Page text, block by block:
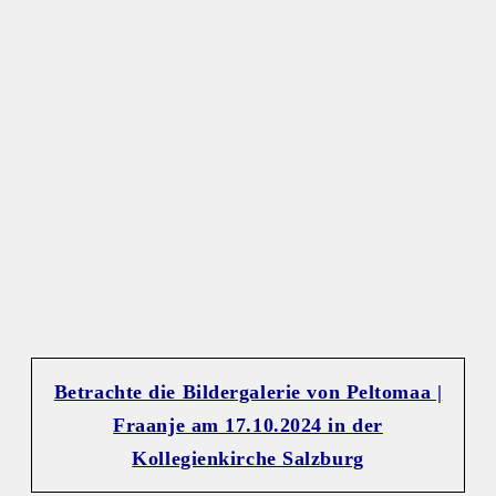
Betrachte die Bildergalerie von Peltomaa |
Fraanje am 17.10.2024 in der
Kollegienkirche Salzburg